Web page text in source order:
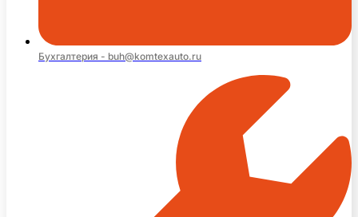
Бухгалтерия - buh@komtexauto.ru